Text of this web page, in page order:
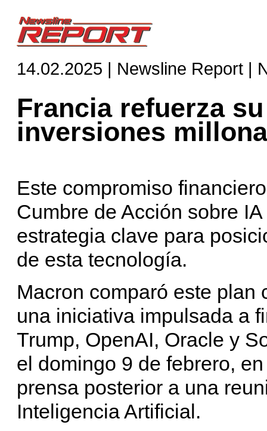
14.02.2025 | Newsline Report |
Francia refuerza
inversiones
Este compromiso
Cumbre de Acción sobre
estrategia clave para
de esta tecnología.
Macron comparó este plan
una iniciativa impulsada a
Trump, OpenAI, Oracle y
el domingo 9 de febrero,
prensa posterior a una
Inteligencia Artificial.